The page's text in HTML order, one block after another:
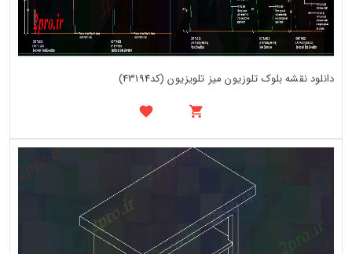
دانلود نقشه بلوک تلوزیون میز تلویزیون (کد43194)